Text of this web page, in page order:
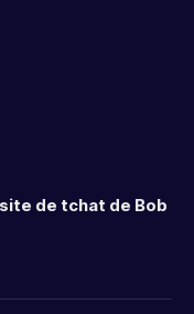
de tchat de Bob